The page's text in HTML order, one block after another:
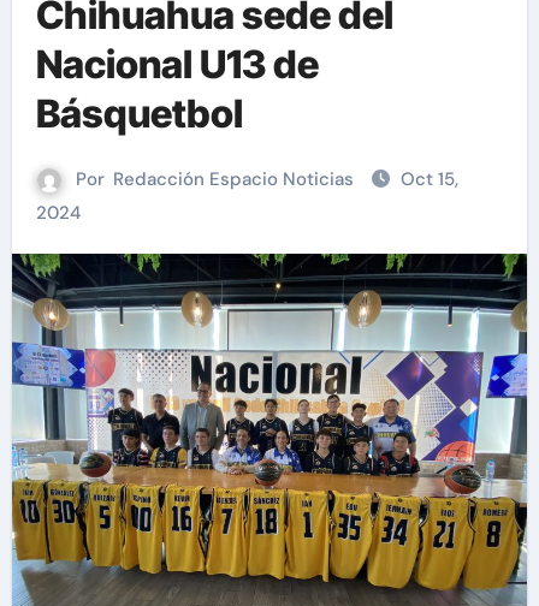
Chihuahua sede del
Nacional U13 de
Básquetbol
Por Redacción Espacio Noticias
Oct 15,
2024